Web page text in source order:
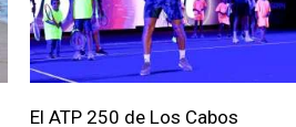
El ATP 250 de Los Cabos